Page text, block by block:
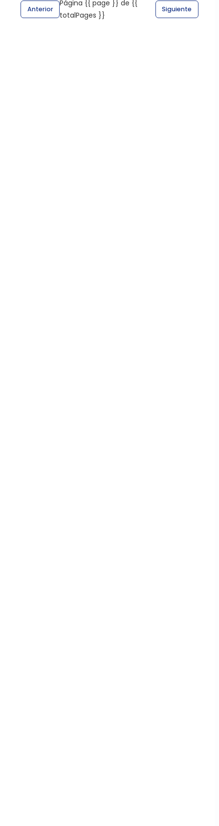
Anterior
Página {{ page }} de {{
totalPages }}
Siguiente